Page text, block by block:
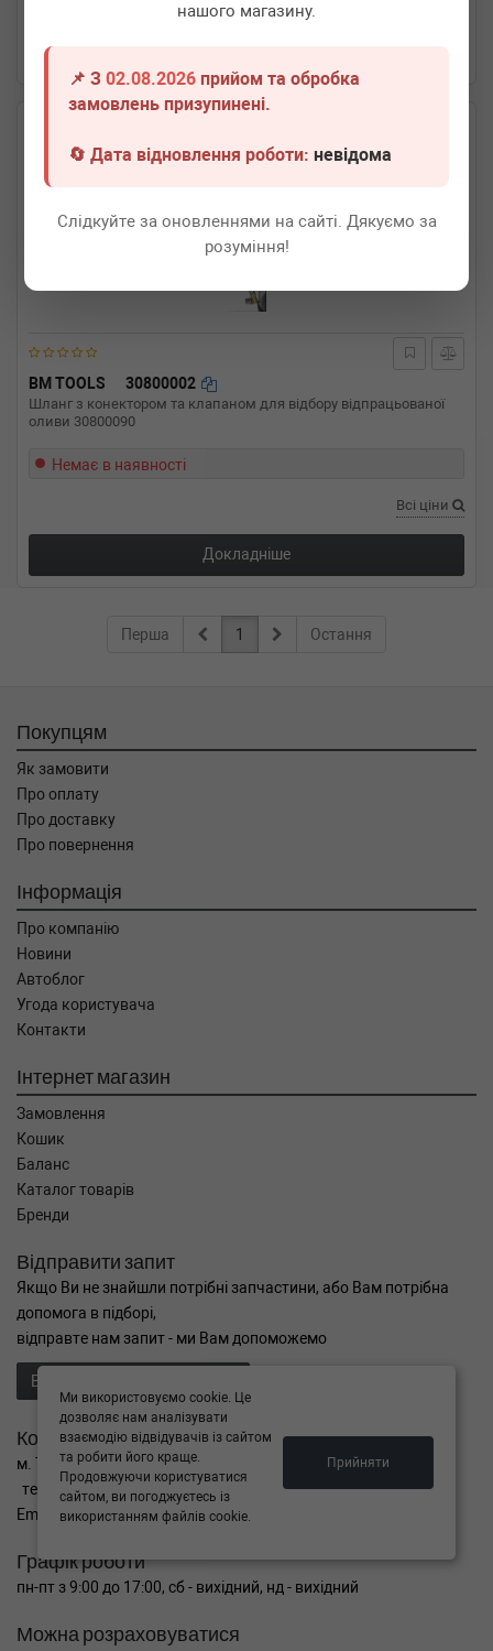
нашого магазину.
📌 З02.08.2026 прийом та обробка
замовлень призупинені.
🔄 Дата відновлення роботи:невідома
Слідкуйте за оновленнями на сайті. Дякуємо за
розуміння!
-
BM TOOLS 30800002
Шланг з конектором та клапаном для відбору відпрацьованої
оливи 30800090
Немає в наявності
Всі ціни
Докладніше
Перша 1 Остання
Покупцям
Як замовити
Про оплату
Про доставку
Про повернення
Інформація
Про компанію
Новини
Автоблог
Угода користувача
Контакти
Інтернет магазин
Замовлення
Кошик
Баланс
Каталог товарів
Бренди
Відправити запит
Якщо Ви не знайшли потрібні запчастини, або Вам потрібна
допомога в підборі,
відправте нам запит - ми Вам допоможемо
Відправити запит продавцю
Контакти
м. Тернопіль вул. Микулинецька 106а
тел. +38(099)650-59-19
Email. autokitparts@yahoo.com
Графік роботи
пн-пт з 9:00 до 17:00, сб - вихідний, нд - вихідний
Можна розраховуватися
Ми використовуємо cookie. Це
дозволяє нам аналізувати
взаємодію відвідувачів із сайтом
та робити його краще.
Продовжуючи користуватися
сайтом, ви погоджуєтесь із
використанням файлів cookie.
Прийняти